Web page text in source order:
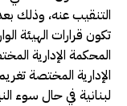
التنقيب عنه، وذلك
تكون قرارات الهيئة
المحكمة الإدارية
الإدارية المختصة
لبنانية في حال سوء